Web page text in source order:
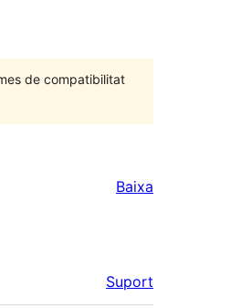
de compatibilitat
Baixa
Suport